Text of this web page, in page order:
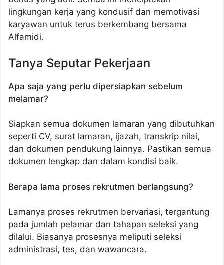
lingkungan kerja yang kondusif dan memotivasi
karyawan untuk terus berkembang bersama
Alfamidi.
Tanya Seputar Pekerjaan
Apa saja yang perlu dipersiapkan sebelum
melamar?
Siapkan semua dokumen lamaran yang dibutuhkan
seperti CV, surat lamaran, ijazah, transkrip nilai,
dan dokumen pendukung lainnya. Pastikan semua
dokumen lengkap dan dalam kondisi baik.
Berapa lama proses rekrutmen berlangsung?
Lamanya proses rekrutmen bervariasi, tergantung
pada jumlah pelamar dan tahapan seleksi yang
dilalui. Biasanya prosesnya meliputi seleksi
administrasi, tes, dan wawancara.